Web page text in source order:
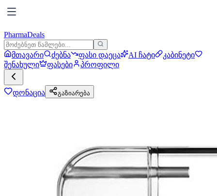
PharmaDeals
მთავარი ძებნა ფასი დაეცა AI ჩატი
კაბინეტი
შენახული
ფასები პროფილი
დონაცია გაზიარება